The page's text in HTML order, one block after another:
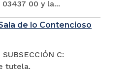
00 y la...
de lo Contencioso
C:
tutela.